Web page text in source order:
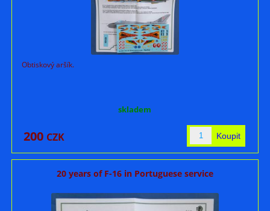
Obtiskový aršík.
skladem
200 CZK
20 years of F-16 in Portuguese service